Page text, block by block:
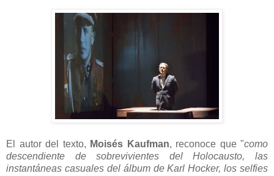
El autor del texto, Moisés Kaufman, reconoce que "como
descendiente de sobrevivientes del Holocausto, las
instantáneas casuales del álbum de Karl Hocker, los selfies